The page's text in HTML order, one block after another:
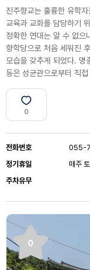
진주향교는 훌륭한 유학
교육과 교화를 담당하기
정확한 연대는 알 수 없
향학당으로 처음 세워진
모습을 갖추게 되었다.
등은 성균관으로부터 직
0
전화번호
055-
정기휴일
매주
주차유무
0